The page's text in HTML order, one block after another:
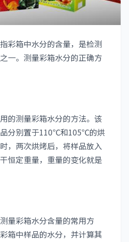
箱中水分的含量，是检测
一。测量彩箱水分的正确方
测量彩箱水分的方法。该
分别置于110℃和105℃的烘
，两次烘烤后，将样品放入
恒定重量，重量的变化就是
彩箱水分含量的常用方
箱中样品的水分，并计算其